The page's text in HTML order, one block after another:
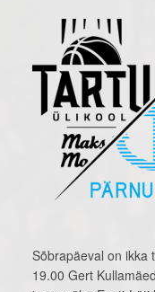
Sõbrapäeval on ikka
19.00 Gert